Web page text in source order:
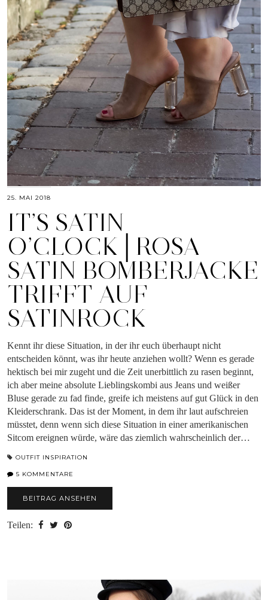
25. MAI 2018
IT’S SATIN
O’CLOCK│ROSA
SATIN BOMBERJACKE
TRIFFT AUF
SATINROCK
Kennt ihr diese Situation, in der ihr euch überhaupt nicht
entscheiden könnt, was ihr heute anziehen wollt? Wenn es gerade
hektisch bei mir zugeht und die Zeit unerbittlich zu rasen beginnt,
ich aber meine absolute Lieblingskombi aus Jeans und weißer
Bluse gerade zu fad finde, greife ich meistens auf gut Glück in den
Kleiderschrank. Das ist der Moment, in dem ihr laut aufschreien
müsstet, denn wenn sich diese Situation in einer amerikanischen
Sitcom ereignen würde, wäre das ziemlich wahrscheinlich der…
OUTFIT INSPIRATION
5 KOMMENTARE
BEITRAG ANSEHEN
Teilen: